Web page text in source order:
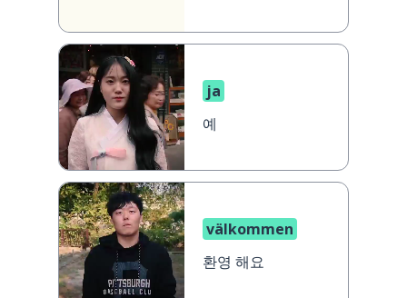
ja
예
välkommen
환영 해요